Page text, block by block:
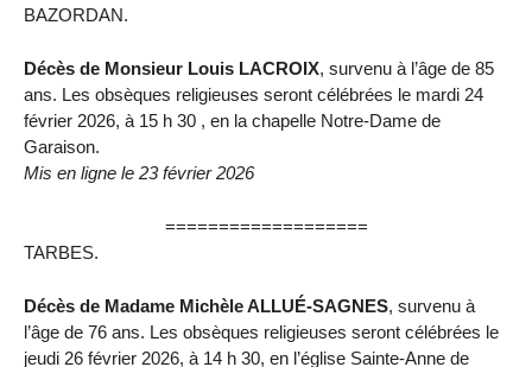
BAZORDAN.
Décès de Monsieur Louis LACROIX, survenu à l’âge de 85
ans. Les obsèques religieuses seront célébrées le mardi 24
février 2026, à 15 h 30 , en la chapelle Notre-Dame de
Garaison.
Mis en ligne le 23 février 2026
===================
TARBES.
Décès de Madame Michèle ALLUÉ-SAGNES, survenu à
l’âge de 76 ans. Les obsèques religieuses seront célébrées le
jeudi 26 février 2026, à 14 h 30, en l’église Sainte-Anne de